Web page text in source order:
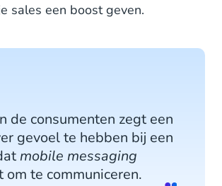
sales een boost geven.
de consumenten zegt een
gevoel te hebben bij een
mobile messaging
om te communiceren.